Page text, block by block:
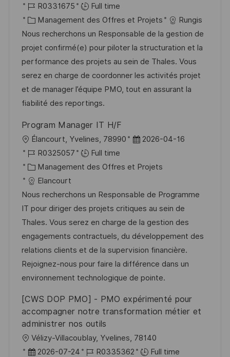
o
c
a
l
i
s
a
t
o
n
t
e
d
’
a
f
h
g
R
é
f
é
r
e
n
c
d
u
p
o
s
t
e
R0331675
Full time
C
a
t
é
g
o
r
e
Management des Offres et Projets
Rungis
Nous recherchons un Responsable de la gestion de
projet confirmé(e) pour piloter la structuration et la
performance des projets au sein de Thales. Vous
serez en charge de coordonner les activités projet
et de manager l’équipe PMO, tout en assurant la
fiabilité des reportings.
Program Manager IT H/F
o
c
a
l
i
s
a
t
i
o
Élancourt, Yvelines, 78990
D
t
d
’
a
f
f
i
c
a
2026-04-16
R
é
f
é
r
e
n
c
e
d
p
o
s
t
R0325057
Full time
C
a
t
é
g
o
r
i
e
Management des Offres et Projets
Elancourt
Nous recherchons un Responsable de Programme
IT pour diriger des projets critiques au sein de
Thales. Vous serez en charge de la gestion des
engagements contractuels, du développement des
relations clients et de la supervision financière.
Rejoignez-nous pour faire la différence dans un
environnement technologique de pointe.
[CWS DOP PMO] - PMO expérimenté pour
accompagner notre transformation métier et
administrer nos outils
o
Vélizy-Villacoublay, Yvelines, 78140
D 2026-07-24
R
R0335362
Full time